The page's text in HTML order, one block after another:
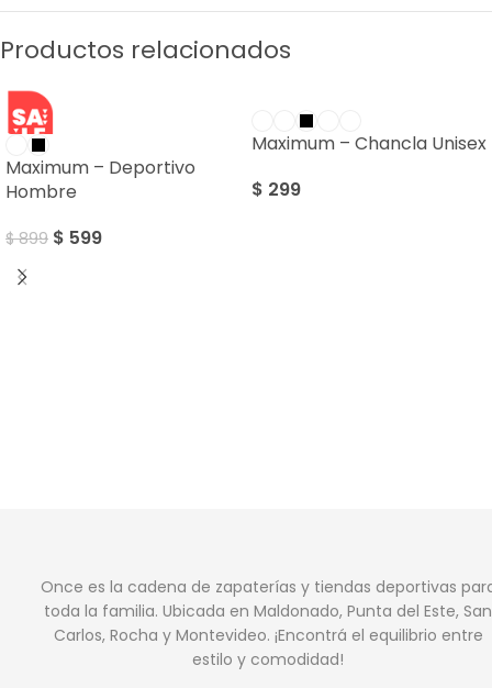
Productos relacionados
SALE
Maximum – Deportivo
Hombre
$899 $ 599
Maximum – Chancla Unisex
$ 299
Once es la cadena de zapaterías y tiendas deportivas
toda la familia. Ubicada en Maldonado, Punta del Este, San
Carlos, Rocha y Montevideo. ¡Encontrá el equilibrio entre
estilo y comodidad!